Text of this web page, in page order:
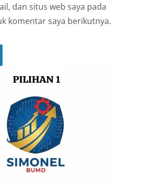
dan situs web saya pada
komentar saya berikutnya.